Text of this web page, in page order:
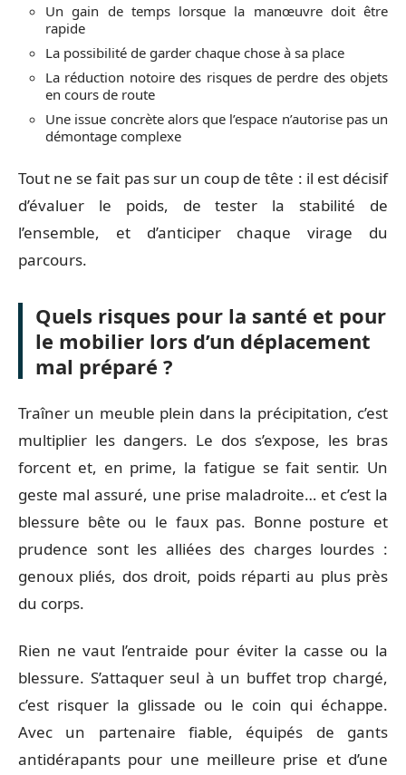
Un gain de temps lorsque la manœuvre doit être
rapide
La possibilité de garder chaque chose à sa place
La réduction notoire des risques de perdre des objets
en cours de route
Une issue concrète alors que l’espace n’autorise pas un
démontage complexe
Tout ne se fait pas sur un coup de tête : il est décisif
d’évaluer le poids, de tester la stabilité de
l’ensemble, et d’anticiper chaque virage du
parcours.
Quels risques pour la santé et pour
le mobilier lors d’un déplacement
mal préparé ?
Traîner un meuble plein dans la précipitation, c’est
multiplier les dangers. Le dos s’expose, les bras
forcent et, en prime, la fatigue se fait sentir. Un
geste mal assuré, une prise maladroite… et c’est la
blessure bête ou le faux pas. Bonne posture et
prudence sont les alliées des charges lourdes :
genoux pliés, dos droit, poids réparti au plus près
du corps.
Rien ne vaut l’entraide pour éviter la casse ou la
blessure. S’attaquer seul à un buffet trop chargé,
c’est risquer la glissade ou le coin qui échappe.
Avec un partenaire fiable, équipés de gants
antidérapants pour une meilleure prise et d’une